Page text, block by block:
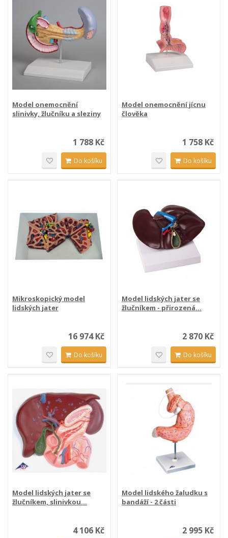
Model onemocnění
slinivky, žlučníku a sleziny
1 788 Kč
Do košíku
Model onemocnění jícnu
člověka
1 758 Kč
Do košíku
Mikroskopický model
lidských jater
16 974 Kč
Do košíku
Model lidských jater se
žlučníkem - přirozená...
2 870 Kč
Do košíku
Model lidských jater se
žlučníkem, slinivkou...
4 106 Kč
Model lidského žaludku s
bandáží - 2 části
2 995 Kč